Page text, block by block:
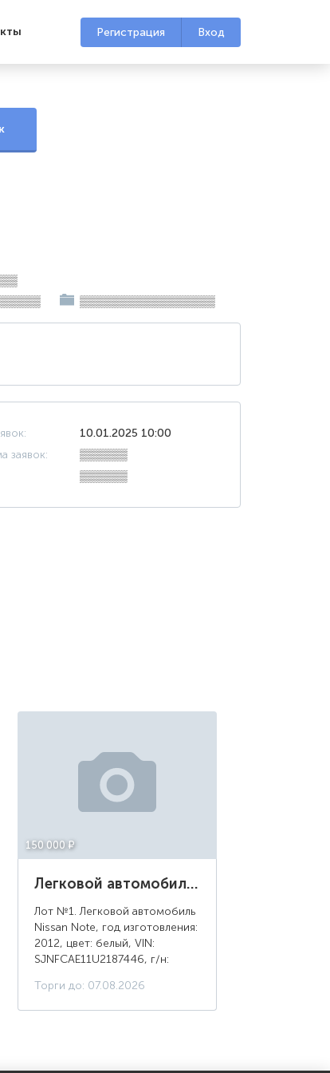
Регистрация Вход
▒▒▒▒▒▒▒▒▒▒▒▒▒▒▒▒▒
10.01.2025 10:00
заявок:
▒▒▒▒▒▒
▒▒▒▒▒▒
150 000 ¤
Легковой автомобиль Nissan Note, год изготовления: 2012, цвет: белый, г/н: М172НУ77
Лот №1. Легковой автомобиль
Nissan Note, год изготовления:
2012, цвет: белый, VIN:
SJNFCAE11U2187446, г/н:
двигателя, л. с. (кВт): 110 (81),
рабочий объем двигателя, куб.
Торги до: 07.08.2026